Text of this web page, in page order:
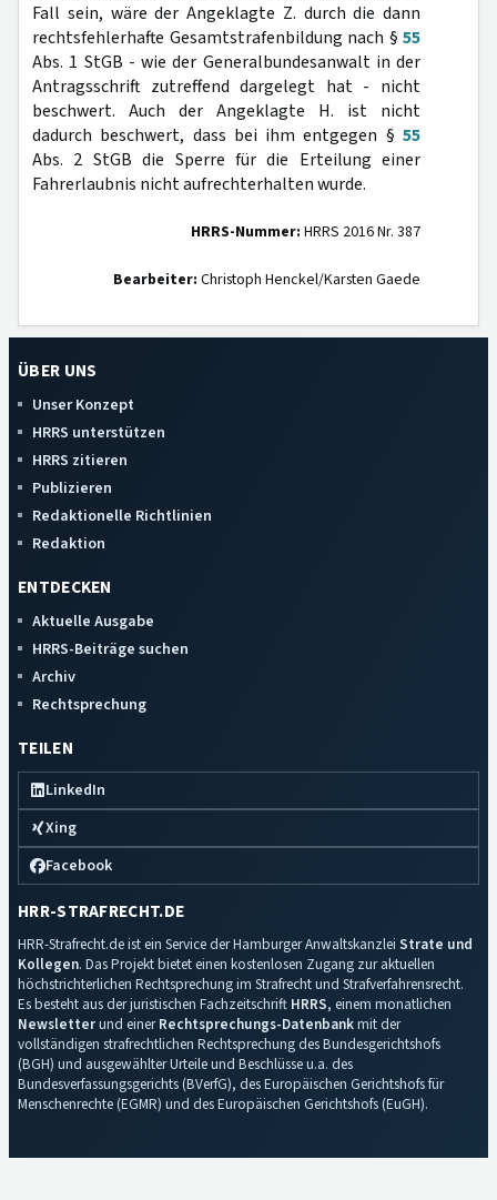
Fall sein, wäre der Angeklagte Z. durch die dann
rechtsfehlerhafte Gesamtstrafenbildung nach § 55
Abs. 1 StGB - wie der Generalbundesanwalt in der
Antragsschrift zutreffend dargelegt hat - nicht
beschwert. Auch der Angeklagte H. ist nicht
dadurch beschwert, dass bei ihm entgegen § 55
Abs. 2 StGB die Sperre für die Erteilung einer
Fahrerlaubnis nicht aufrechterhalten wurde.
HRRS-Nummer: HRRS 2016 Nr. 387
Bearbeiter: Christoph Henckel/Karsten Gaede
ÜBER UNS
Unser Konzept
HRRS unterstützen
HRRS zitieren
Publizieren
Redaktionelle Richtlinien
Redaktion
ENTDECKEN
Aktuelle Ausgabe
HRRS-Beiträge suchen
Archiv
Rechtsprechung
TEILEN
LinkedIn
Xing
Facebook
HRR-STRAFRECHT.DE
HRR-Strafrecht.de ist ein Service der Hamburger Anwaltskanzlei Strate und
Kollegen. Das Projekt bietet einen kostenlosen Zugang zur aktuellen
höchstrichterlichen Rechtsprechung im Strafrecht und Strafverfahrensrecht.
Es besteht aus der juristischen Fachzeitschrift HRRS, einem monatlichen
Newsletterund einerRechtsprechungs-Datenbankmit der
vollständigen strafrechtlichen Rechtsprechung des Bundesgerichtshofs
(BGH) und ausgewählter Urteile und Beschlüsse u.a. des
Bundesverfassungsgerichts (BVerfG), des Europäischen Gerichtshofs für
Menschenrechte (EGMR) und des Europäischen Gerichtshofs (EuGH).